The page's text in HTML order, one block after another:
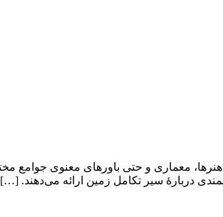
دربارهٔ سیر تکامل زمین ارائه می‌دهند. […]